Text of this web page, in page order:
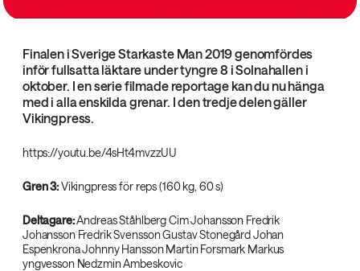
Finalen i Sverige Starkaste Man 2019 genomfördes
inför fullsatta läktare under tyngre 8 i Solnahallen i
oktober. I en serie filmade reportage kan du nu hänga
med i alla enskilda grenar. I den tredje delen gäller
Vikingpress.
https://youtu.be/4sHt4mvzzUU
Gren 3:Vikingpress för reps (160 kg, 60 s)
Deltagare:Andreas Ståhlberg Cim Johansson Fredrik
Johansson Fredrik Svensson Gustav Stonegård Johan
Espenkrona Johnny Hansson Martin Forsmark Markus
yngvesson Nedzmin Ambeskovic